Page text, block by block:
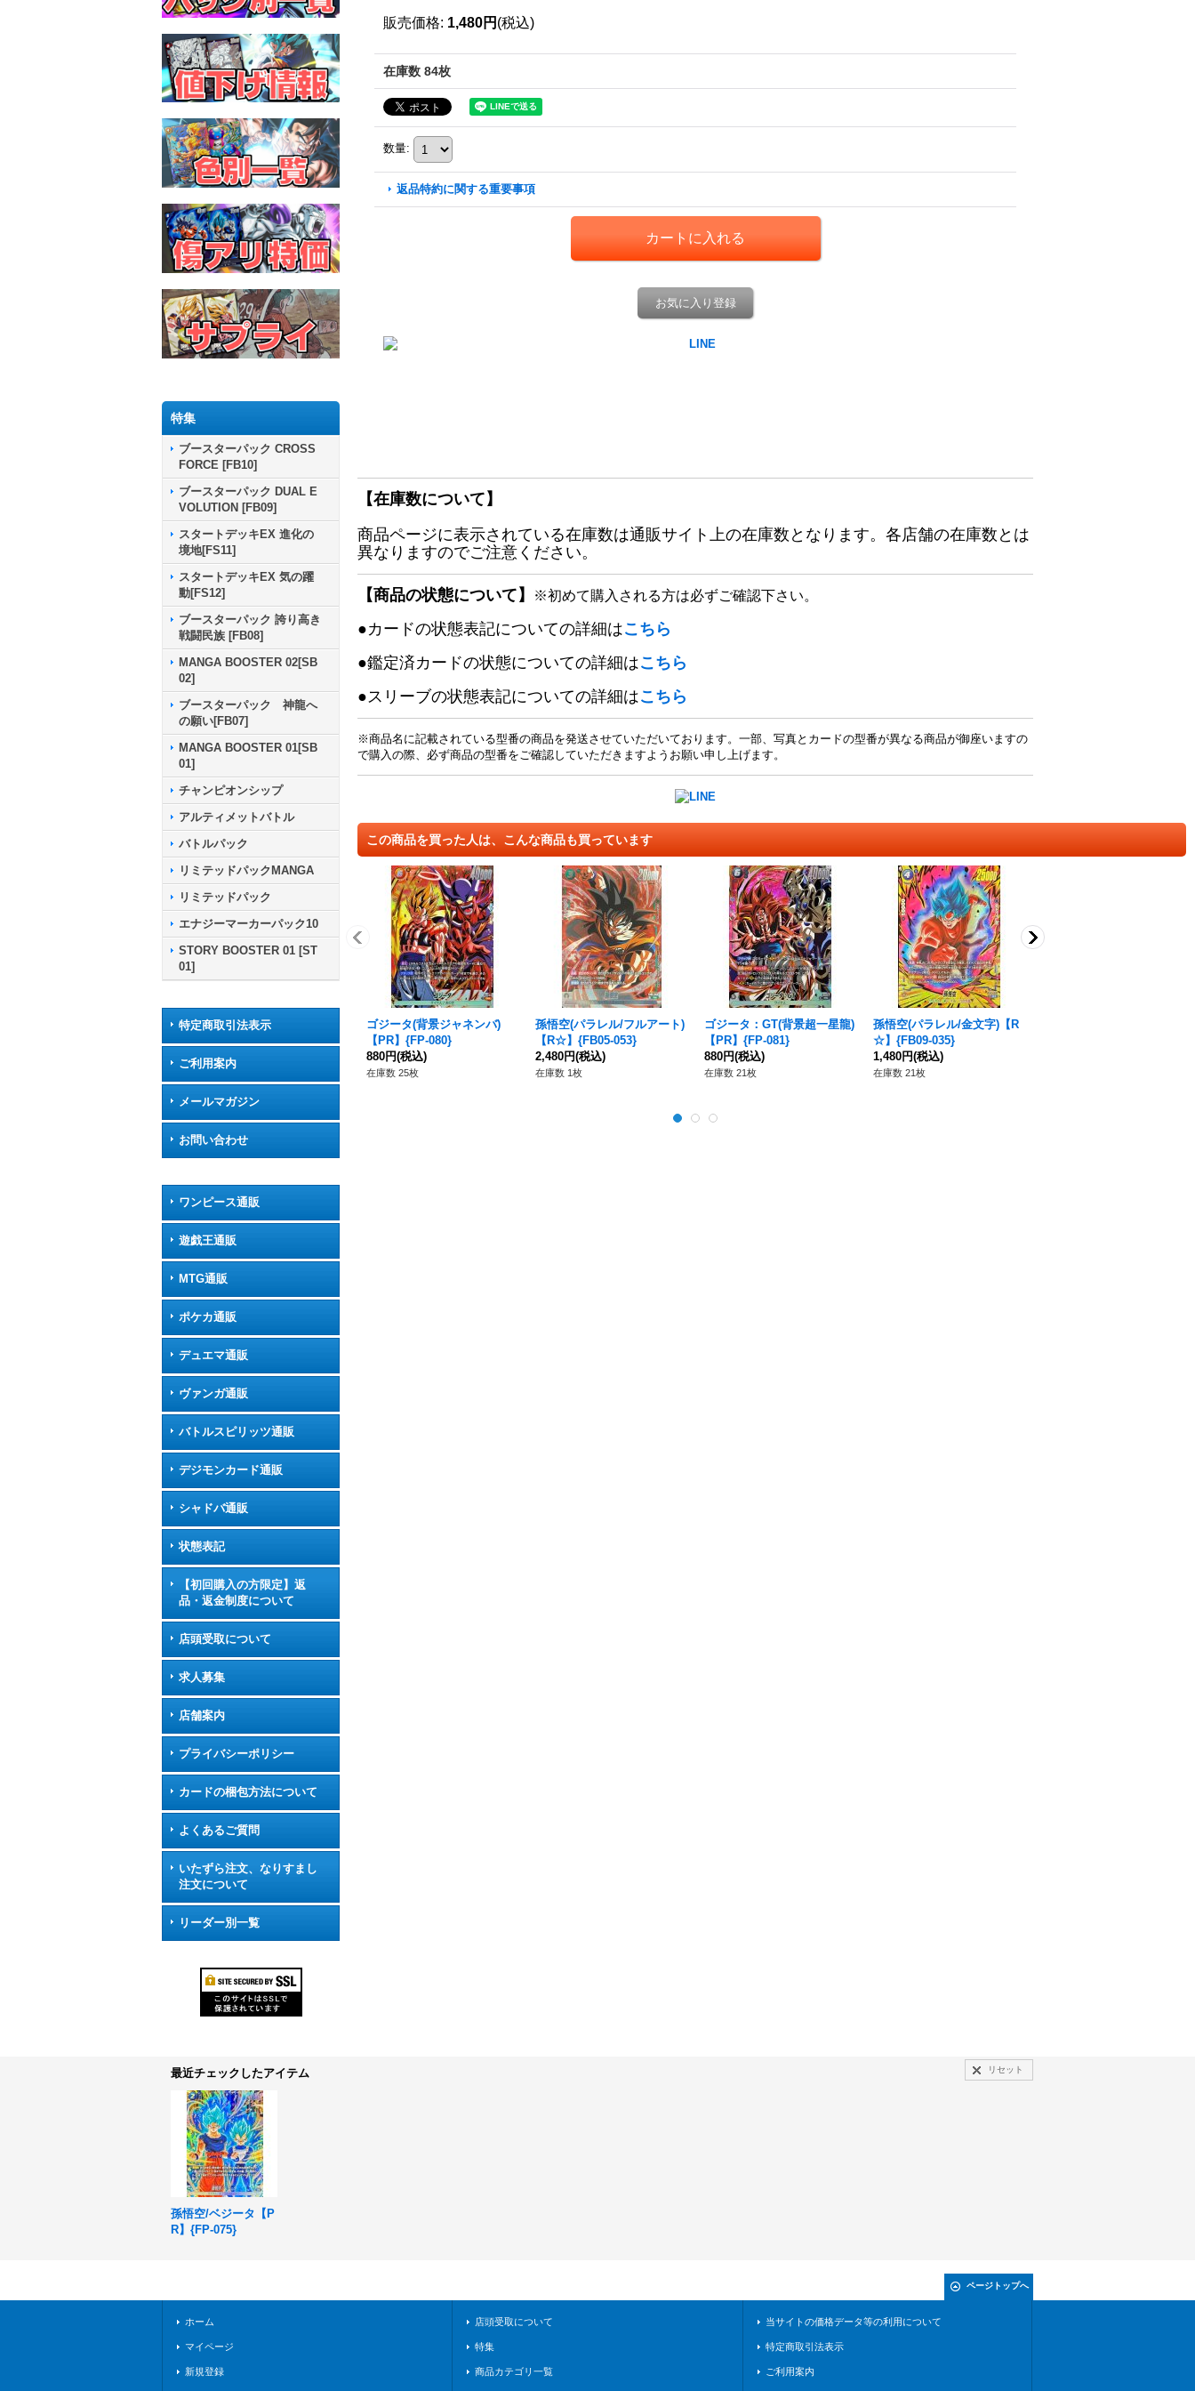
特集
ブースターパック CROSS
FORCE [FB10]
ブースターパック DUAL E
VOLUTION [FB09]
スタートデッキEX 進化の
境地[FS11]
スタートデッキEX 気の躍
動[FS12]
ブースターパック 誇り高き
戦闘民族 [FB08]
MANGA BOOSTER 02[SB
02]
ブースターパック 神龍へ
の願い[FB07]
MANGA BOOSTER 01[SB
01]
チャンピオンシップ
アルティメットバトル
バトルパック
リミテッドパックMANGA
リミテッドパック
エナジーマーカーパック10
STORY BOOSTER 01 [ST
01]
特定商取引法表示
ご利用案内
メールマガジン
お問い合わせ
ワンピース通販
遊戯王通販
MTG通販
ポケカ通販
デュエマ通販
ヴァンガ通販
バトルスピリッツ通販
デジモンカード通販
シャドバ通販
状態表記
【初回購入の方限定】返
品・返金制度について
店頭受取について
求人募集
店舗案内
プライバシーポリシー
カードの梱包方法について
よくあるご質問
いたずら注文、なりすまし
注文について
リーダー別一覧
販売価格: 1,480円 (税込)
在庫数 84枚
数量:
返品特約に関する重要事項
お気に入り登録
【在庫数について】
商品ページに表示されている在庫数は通販サイト上の在庫数となります。各店舗の在庫数とは
異なりますのでご注意ください。
【商品の状態について】 ※初めて購入される方は必ずご確認下さい。
●カードの状態表記についての詳細はこちら
●鑑定済カードの状態についての詳細はこちら
●スリーブの状態表記についての詳細はこちら
※商品名に記載されている型番の商品を発送させていただいております。一部、写真とカードの型番が異なる商品が御座いますの
で購入の際、必ず商品の型番をご確認していただきますようお願い申し上げます。
この商品を買った人は、こんな商品も買っています
ゴジータ(背景ジャネンバ)
【PR】{FP-080}
880円(税込)
在庫数 25枚
孫悟空(パラレル/フルアート)
【R☆】{FB05-053}
2,480円(税込)
在庫数 1枚
ゴジータ：GT(背景超一星龍)
【PR】{FP-081}
880円(税込)
在庫数 21枚
孫悟空(パラレル/金文字)【R
☆】{FB09-035}
1,480円(税込)
在庫数 21枚
最近チェックしたアイテム リセット
孫悟空/ベジータ【P
R】{FP-075}
ページトップへ
ホーム
マイページ
新規登録
店頭受取について
特集
商品カテゴリ一覧
当サイトの価格データ等の利用について
特定商取引法表示
ご利用案内